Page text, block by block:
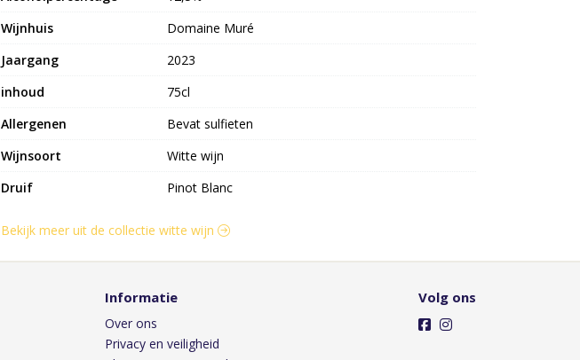
Wijnhuis
Domaine Muré
Jaargang
2023
inhoud
75cl
Allergenen
Bevat sulfieten
Wijnsoort
Witte wijn
Druif
Pinot Blanc
Bekijk meer uit de collectie witte wijn
Informatie
Over ons
Privacy en veiligheid
Volg ons